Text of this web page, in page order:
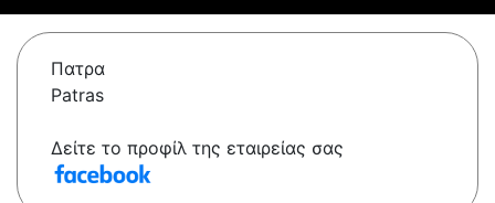
Πατρα
Patras
Δείτε το προφίλ της εταιρείας σας